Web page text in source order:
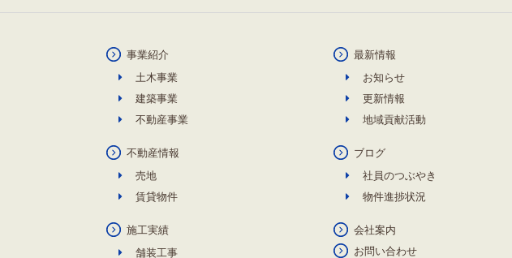
事業紹介
土木事業
建築事業
不動産事業
不動産情報
売地
賃貸物件
施工実績
舗装工事
最新情報
お知らせ
更新情報
地域貢献活動
ブログ
社員のつぶやき
物件進捗状況
会社案内
お問い合わせ